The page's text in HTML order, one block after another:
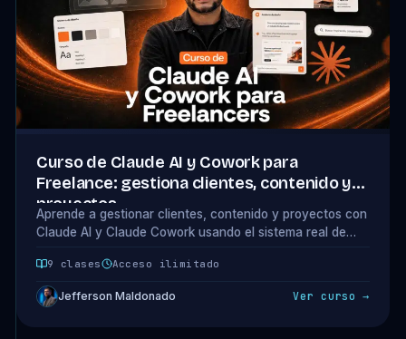
Curso de Claude AI y Cowork para
Freelance: gestiona clientes, contenido y
proyectos
Aprende a gestionar clientes, contenido y proyectos con
Claude AI y Claude Cowork usando el sistema real de
copiar.
9 clases Acceso ilimitado
Jefferson Maldonado Ver curso →